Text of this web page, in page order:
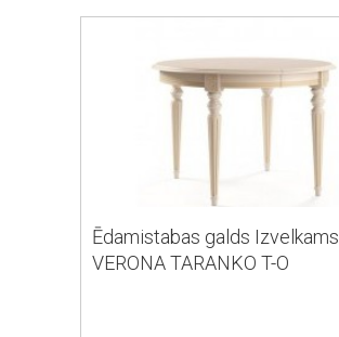
Ēdamistabas galds Izvelkams
VERONA TARANKO T-O